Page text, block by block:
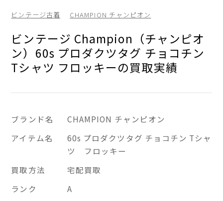
ビンテージ古着 CHAMPION チャンピオン
ビンテージ Champion（チャンピオ
ン）60s プロダクツタグ チョコチン
Tシャツ フロッキーの買取実績
ブランド名
CHAMPION チャンピオン
アイテム名
60s プロダクツタグ チョコチン Tシャ
ツ フロッキー
買取方法
宅配買取
ランク
A